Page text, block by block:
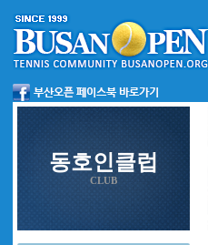
동호인클럽
CLUB